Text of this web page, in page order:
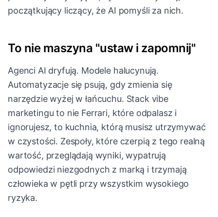
początkujący liczący, że AI pomyśli za nich.
To nie maszyna "ustaw i zapomnij"
Agenci AI dryfują. Modele halucynują.
Automatyzacje się psują, gdy zmienia się
narzędzie wyżej w łańcuchu. Stack vibe
marketingu to nie Ferrari, które odpalasz i
ignorujesz, to kuchnia, którą musisz utrzymywać
w czystości. Zespoły, które czerpią z tego realną
wartość, przeglądają wyniki, wypatrują
odpowiedzi niezgodnych z marką i trzymają
człowieka w pętli przy wszystkim wysokiego
ryzyka.